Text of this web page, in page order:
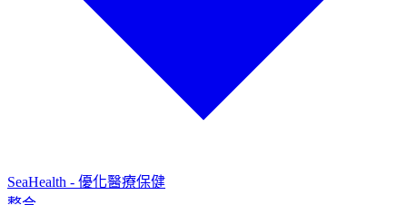
SeaHealth - 優化醫療保健